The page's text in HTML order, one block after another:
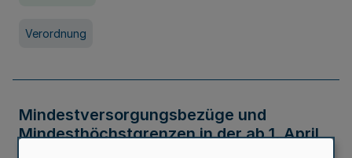
Verordnung
Mindestversorgungsbezüge und
Mindesthöchstgrenzen in der ab 1. April